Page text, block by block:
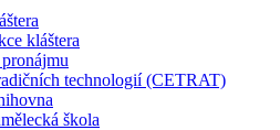
kláštera
technologií (CETRAT)
škola